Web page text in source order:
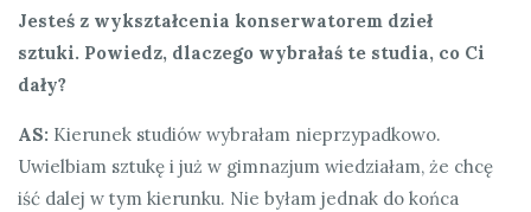
Jesteś z wykształcenia konserwatorem dzieł
sztuki. Powiedz, dlaczego wybrałaś te studia, co Ci
dały?
AS: Kierunek studiów wybrałam nieprzypadkowo.
Uwielbiam sztukę i już w gimnazjum wiedziałam, że chcę
iść dalej w tym kierunku. Nie byłam jednak do końca